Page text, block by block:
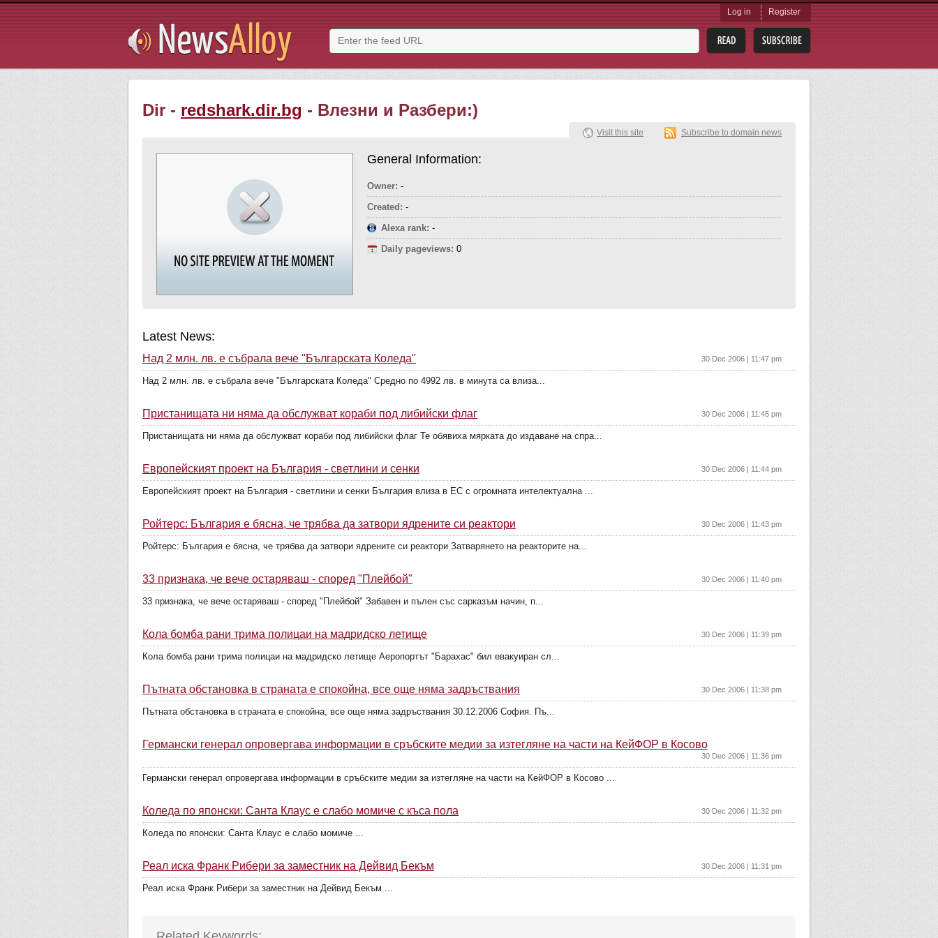
Log in Register
Dir - redshark.dir.bg - Влезни и Разбери:)
General Information:
Owner: -
Created: -
Alexa rank: -
Daily pageviews: 0
Visit this site Subscribe to domain news
Latest News:
Над 2 млн. лв. е събрала вече "Българската Коледа" 30 Dec 2006 | 11:47 pm
Над 2 млн. лв. е събрала вече "Българската Коледа" Средно по 4992 лв. в минута са влиза...
Пристанищата ни няма да обслужват кораби под либийски флаг 30 Dec 2006 | 11:45 pm
Пристанищата ни няма да обслужват кораби под либийски флаг Те обявиха мярката до издаване на спра...
Европейският проект на България - светлини и сенки 30 Dec 2006 | 11:44 pm
Европейският проект на България - светлини и сенки България влиза в ЕС с огромната интелектуална ...
Ройтерс: България е бясна, че трябва да затвори ядрените си реактори 30 Dec 2006 | 11:43 pm
Ройтерс: България е бясна, че трябва да затвори ядрените си реактори Затварянето на реакторите на...
33 признака, че вече остаряваш - според "Плейбой" 30 Dec 2006 | 11:40 pm
33 признака, че вече остаряваш - според "Плейбой" Забавен и пълен със сарказъм начин, п...
Кола бомба рани трима полицаи на мадридско летище 30 Dec 2006 | 11:39 pm
Кола бомба рани трима полицаи на мадридско летище Аеропортът "Барахас" бил евакуиран сл...
Пътната обстановка в страната е спокойна, все още няма задръствания 30 Dec 2006 | 11:38 pm
Пътната обстановка в страната е спокойна, все още няма задръствания 30.12.2006 София. Пъ...
Германски генерал опровергава информации в сръбските медии за изтегляне на части на КейФОР в Косово
30 Dec 2006 | 11:36 pm
Германски генерал опровергава информации в сръбските медии за изтегляне на части на КейФОР в Косово ...
Коледа по японски: Санта Клаус е слабо момиче с къса пола 30 Dec 2006 | 11:32 pm
Коледа по японски: Санта Клаус е слабо момиче ...
Реал иска Франк Рибери за заместник на Дейвид Бекъм 30 Dec 2006 | 11:31 pm
Реал иска Франк Рибери за заместник на Дейвид Бекъм ...